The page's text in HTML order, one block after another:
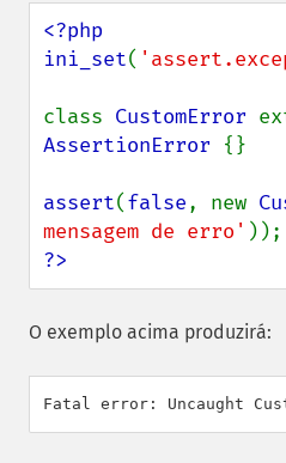
<?php
ini_set(
class CustomError
AssertionError {}
assert(false, new
mensagem de erro'
?>
O exemplo acima produzirá: